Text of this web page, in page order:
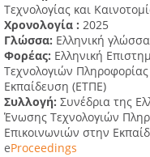
Τεχνολογίας και
Χρονολογία : 2025
Γλώσσα: Ελληνική γλώσσα
Φορέας: Ελληνική
Τεχνολογιών
Εκπαίδευση (ΕΤΠΕ)
Συλλογή: Συνέδρια της
Ένωσης Τεχνολογιών
Επικοινωνιών στην
eProceedings